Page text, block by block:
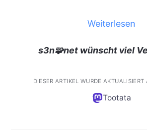
Weiterlesen
s3n🧩net wünscht viel
DIESER ARTIKEL WURDE
Tootata